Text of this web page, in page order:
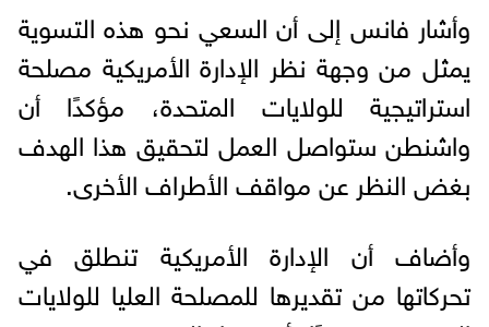
وأشار فانس إلى أن السعي نحو هذه التسوية
يمثل من وجهة نظر الإدارة الأمريكية مصلحة
استراتيجية للولايات المتحدة، مؤكدًا أن
واشنطن ستواصل العمل لتحقيق هذا الهدف
بغض النظر عن مواقف الأطراف الأخرى.
وأضاف أن الإدارة الأمريكية تنطلق في
تحركاتها من تقديرها للمصلحة العليا للولايات